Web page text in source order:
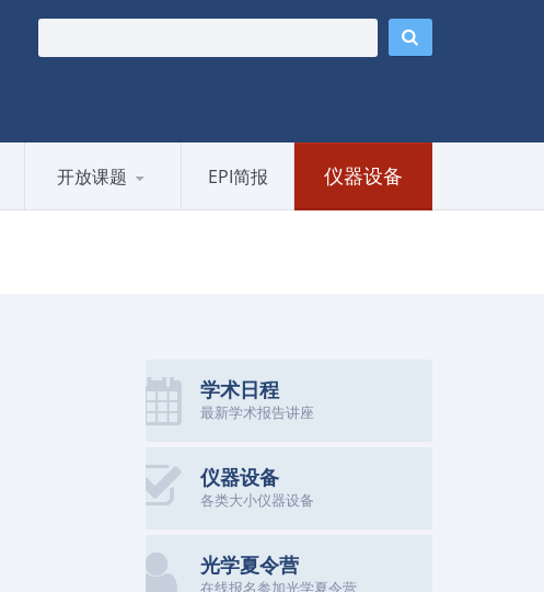
开放课题 EPI简报 仪器设备
学术日程
最新学术报告讲座
仪器设备
各类大小仪器设备
光学夏令营
在线报名参加光学夏令营